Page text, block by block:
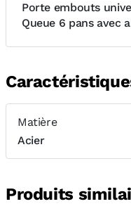
Porte embouts
Queue 6 pans avec
Matière
Acier
Produits